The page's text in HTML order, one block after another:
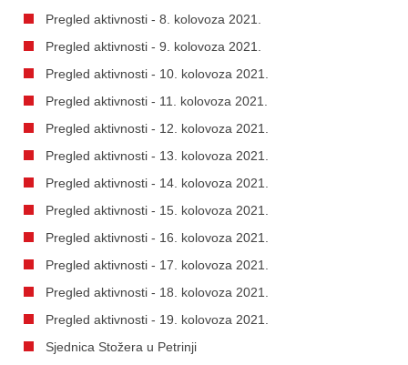
Pregled aktivnosti - 8. kolovoza 2021.
Pregled aktivnosti - 9. kolovoza 2021.
Pregled aktivnosti - 10. kolovoza 2021.
Pregled aktivnosti - 11. kolovoza 2021.
Pregled aktivnosti - 12. kolovoza 2021.
Pregled aktivnosti - 13. kolovoza 2021.
Pregled aktivnosti - 14. kolovoza 2021.
Pregled aktivnosti - 15. kolovoza 2021.
Pregled aktivnosti - 16. kolovoza 2021.
Pregled aktivnosti - 17. kolovoza 2021.
Pregled aktivnosti - 18. kolovoza 2021.
Pregled aktivnosti - 19. kolovoza 2021.
Sjednica Stožera u Petrinji